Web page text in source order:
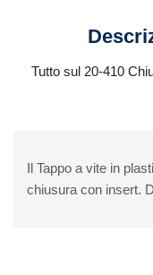
Tutto sul 20-410
Il Tappo a vite in
chiusura con insert.